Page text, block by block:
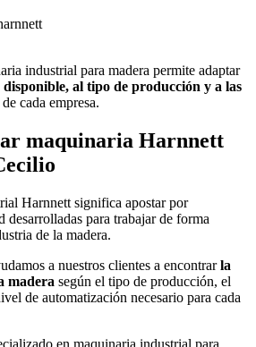
industrial para madera permite adaptar
disponible, al tipo de producción y a las
de cada empresa.
maquinaria Harnnett
Harnnett significa apostar por
desarrolladas para trabajar de forma
de la madera.
a nuestros clientes a encontrarla
madera según el tipo de producción, el
de automatización necesario para cada
en maquinaria industrial para